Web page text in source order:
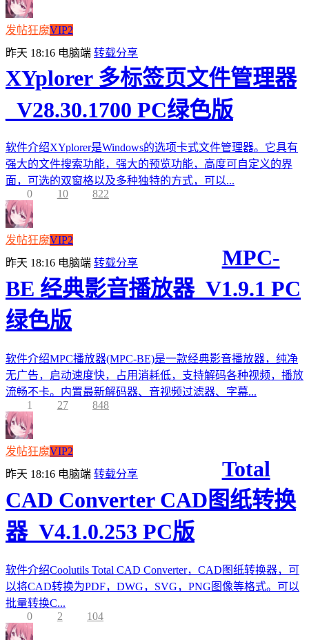
发帖狂魔VIP2
昨天 18:16 电脑端 转载分享
XYplorer 多标签页文件管理器
_V28.30.1700 PC绿色版
软件介绍XYplorer是Windows的选项卡式文件管理器。它具有
强大的文件搜索功能，强大的预览功能，高度可自定义的界
面，可选的双窗格以及多种独特的方式，可以...
0
10 822
发帖狂魔VIP2
昨天 18:16 电脑端 转载分享
MPC-
BE 经典影音播放器_V1.9.1 PC
绿色版
软件介绍MPC播放器(MPC-BE)是一款经典影音播放器，纯净
无广告，启动速度快，占用消耗低，支持解码各种视频，播放
流畅不卡。内置最新解码器、音视频过滤器、字幕...
1
27 848
发帖狂魔VIP2
昨天 18:16 电脑端 转载分享
Total
CAD Converter CAD图纸转换
器_V4.1.0.253 PC版
软件介绍Coolutils Total CAD Converter，CAD图纸转换器，可
以将CAD转换为PDF，DWG，SVG，PNG图像等格式。可以
批量转换C...
0
2 104